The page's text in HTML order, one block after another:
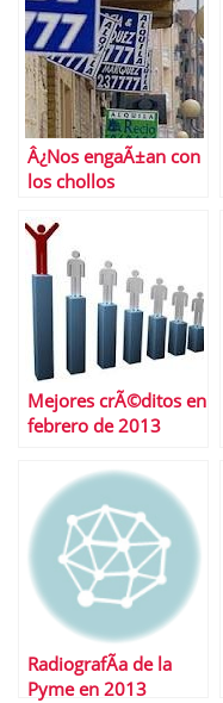
Â¿Nos engaÃ±an con
los chollos
Mejores crÃ©ditos en
febrero de 2013
RadiografÃ­a de la
Pyme en 2013